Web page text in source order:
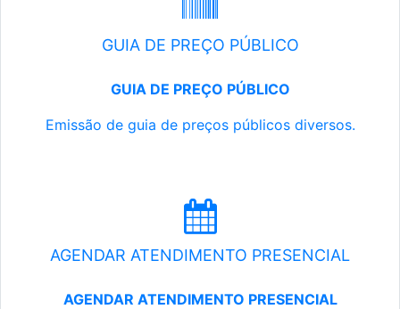
GUIA DE PREÇO PÚBLICO
GUIA DE PREÇO PÚBLICO
Emissão de guia de preços públicos diversos.
AGENDAR ATENDIMENTO PRESENCIAL
AGENDAR ATENDIMENTO PRESENCIAL